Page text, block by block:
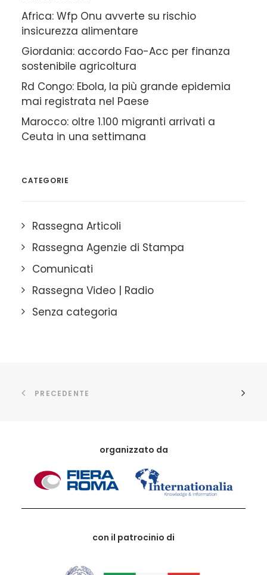
Africa: Wfp Onu avverte su rischio
insicurezza alimentare
Giordania: accordo Fao-Acc per finanza
sostenibile agricoltura
Rd Congo: Ebola, la più grande epidemia
mai registrata nel Paese
Marocco: oltre 1.100 migranti arrivati a
Ceuta in una settimana
CATEGORIE
Rassegna Articoli
Rassegna Agenzie di Stampa
Comunicati
Rassegna Video | Radio
Senza categoria
PRECEDENTE
organizzato da
con il patrocinio di